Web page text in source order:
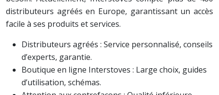
distributeurs agréés en Europe, garantissant un accès
facile à ses produits et services.
Distributeurs agréés : Service personnalisé, conseils
d’experts, garantie.
Boutique en ligne Interstoves : Large choix, guides
d’utilisation, schémas.